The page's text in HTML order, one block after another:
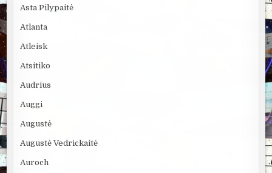
Asta Pilypaitė
Atlanta
Atleisk
Atsitiko
Audrius
Auggi
Augustė
Augustė Vedrickaitė
Auroch